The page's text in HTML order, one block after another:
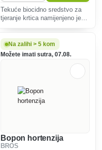
Tekuće biocidno sredstvo za
tjeranje krtica namijenjeno je
Na zalihi > 5 kom
Možete imati sutra, 07.08.
Bopon hortenzija
BROS